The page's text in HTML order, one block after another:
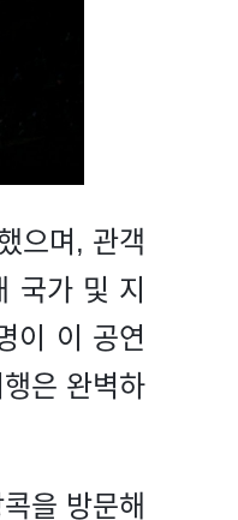
으며, 관객
국가 및 지
이 이 공연
은 완벽하
을 방문해